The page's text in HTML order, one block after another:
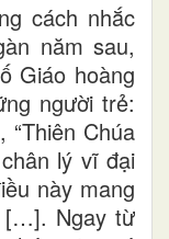
cách nhắc
năm sau,
Giáo hoàng
người trẻ:
“Thiên Chúa
lý vĩ đại
này mang
[…]. Ngay từ